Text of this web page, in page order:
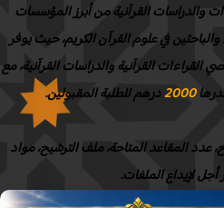
القرآنية من أبرز المؤسسات
في علوم القرآن الكريم، حيث يوفر
القرآنية والدراسات القرآنية، مع
2000درهم للطلبة المقبولين.
المقاعد المتاحة، ملف الترشيح، مواد
لإيداع الملفات.